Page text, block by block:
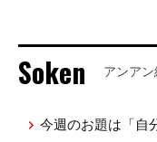
Soken アンア
今週のお題は「自